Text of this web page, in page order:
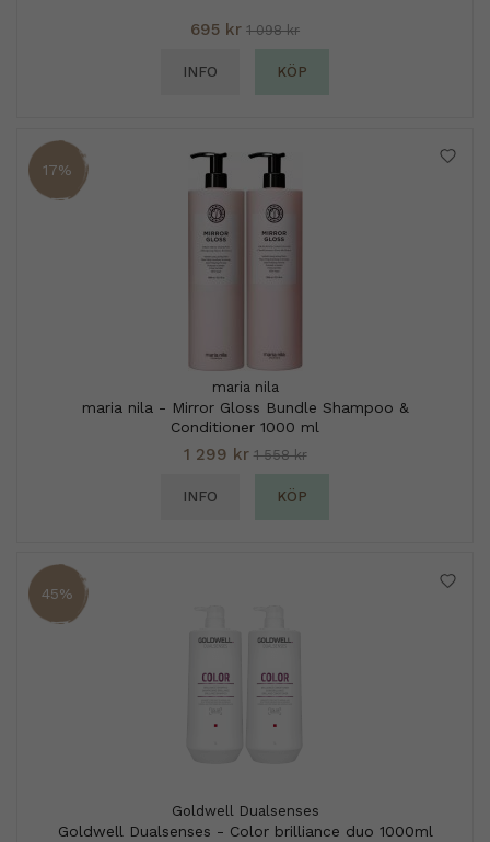
695 kr 1 098 kr
INFO KÖP
17%
maria nila
maria nila - Mirror Gloss Bundle Shampoo &
Conditioner 1000 ml
1 299 kr 1 558 kr
INFO KÖP
45%
Goldwell Dualsenses
Goldwell Dualsenses - Color brilliance duo 1000ml